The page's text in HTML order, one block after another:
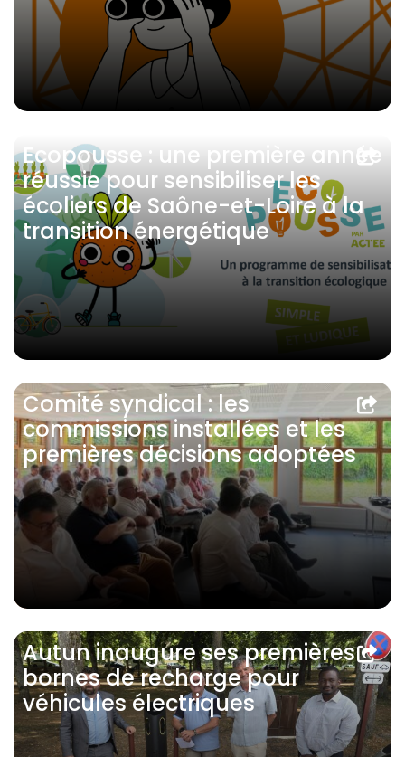
Ecopousse : une première année
réussie pour sensibiliser les
écoliers de Saône-et-Loire à la
transition énergétique
Comité syndical : les
commissions installées et les
premières décisions adoptées
Autun inaugure ses premières
bornes de recharge pour
véhicules électriques